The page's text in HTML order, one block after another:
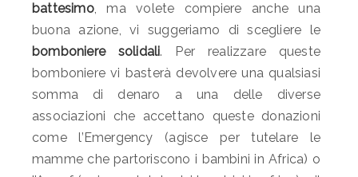
battesimo, ma volete compiere anche una
buona azione, vi suggeriamo di scegliere le
bomboniere solidali. Per realizzare queste
bomboniere vi basterà devolvere una qualsiasi
somma di denaro a una delle diverse
associazioni che accettano queste donazioni
come l’Emergency (agisce per tutelare le
mamme che partoriscono i bambini in Africa) o